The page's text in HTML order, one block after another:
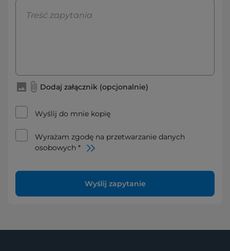
Dodaj załącznik (opcjonalnie)
Wyślij do mnie kopię
Wyrażam zgodę na przetwarzanie danych
osobowych *
Wyślij zapytanie